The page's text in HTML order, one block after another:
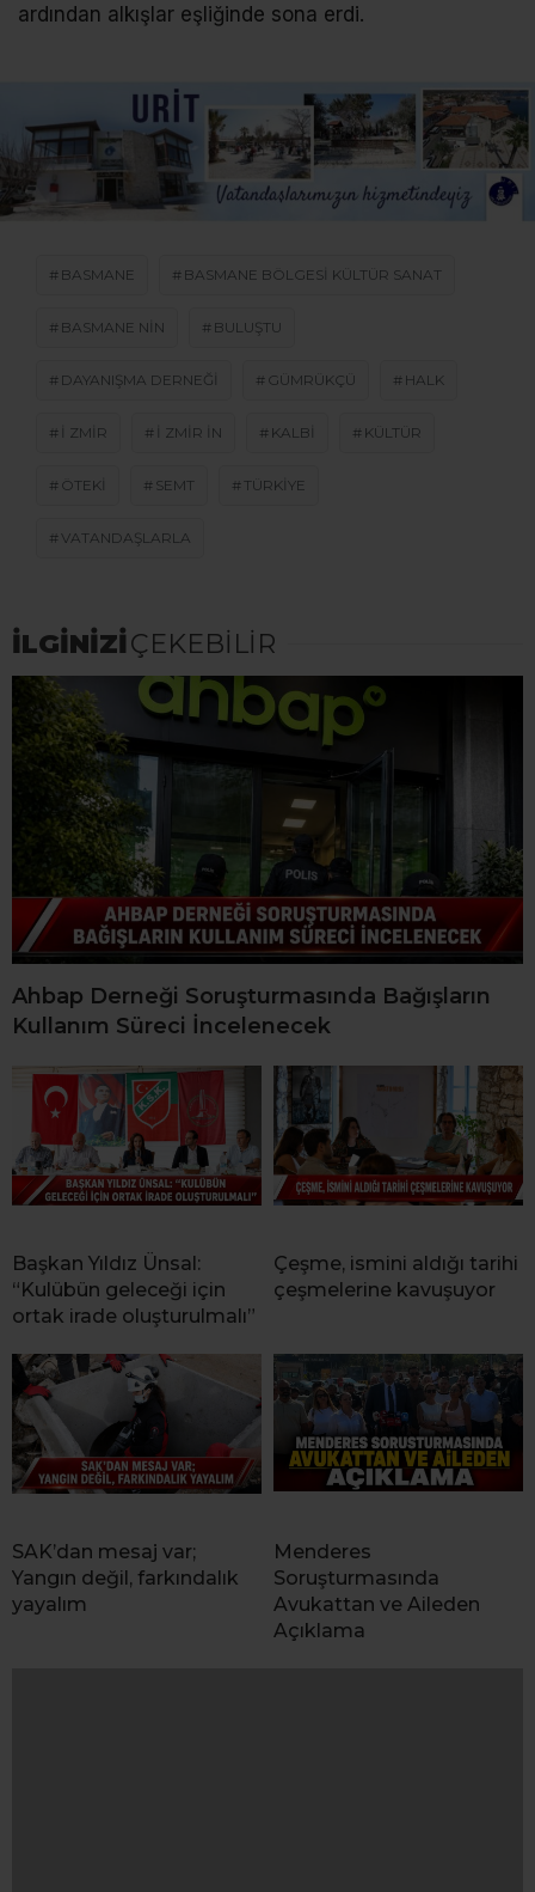
ardından alkışlar eşliğinde sona erdi.
BASMANE BASMANE BÖLGESI KÜLTÜR SANAT
BASMANE NIN BULUŞTU
DAYANIŞMA DERNEĞI GÜMRÜKÇÜ HALK
I ZMIR I ZMIR IN KALBI KÜLTÜR
ÖTEKI SEMT TÜRKIYE
VATANDAŞLARLA
İLGİNİZİÇEKEBİLİR
Ahbap Derneği Soruşturmasında Bağışların
Kullanım Süreci İncelenecek
Başkan Yıldız Ünsal:
“Kulübün geleceği için
ortak irade oluşturulmalı”
Çeşme, ismini aldığı tarihi
çeşmelerine kavuşuyor
SAK’dan mesaj var;
Yangın değil, farkındalık
yayalım
Menderes
Soruşturmasında
Avukattan ve Aileden
Açıklama